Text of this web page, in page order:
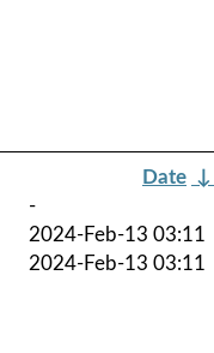
Date ↓
-
2024-Feb-13 03:11
2024-Feb-13 03:11